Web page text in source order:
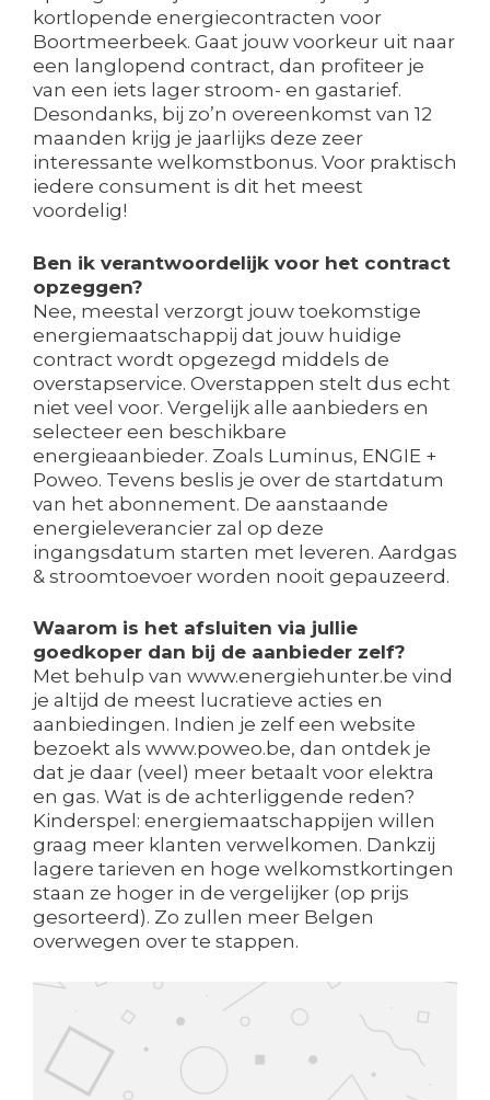
kortlopende energiecontracten voor
Boortmeerbeek. Gaat jouw voorkeur uit naar
een langlopend contract, dan profiteer je
van een iets lager stroom- en gastarief.
Desondanks, bij zo’n overeenkomst van 12
maanden krijg je jaarlijks deze zeer
interessante welkomstbonus. Voor praktisch
iedere consument is dit het meest
voordelig!
Ben ik verantwoordelijk voor het contract
opzeggen?
Nee, meestal verzorgt jouw toekomstige
energiemaatschappij dat jouw huidige
contract wordt opgezegd middels de
overstapservice. Overstappen stelt dus echt
niet veel voor. Vergelijk alle aanbieders en
selecteer een beschikbare
energieaanbieder. Zoals Luminus, ENGIE +
Poweo. Tevens beslis je over de startdatum
van het abonnement. De aanstaande
energieleverancier zal op deze
ingangsdatum starten met leveren. Aardgas
& stroomtoevoer worden nooit gepauzeerd.
Waarom is het afsluiten via jullie
goedkoper dan bij de aanbieder zelf?
Met behulp van www.energiehunter.be vind
je altijd de meest lucratieve acties en
aanbiedingen. Indien je zelf een website
bezoekt als www.poweo.be, dan ontdek je
dat je daar (veel) meer betaalt voor elektra
en gas. Wat is de achterliggende reden?
Kinderspel: energiemaatschappijen willen
graag meer klanten verwelkomen. Dankzij
lagere tarieven en hoge welkomstkortingen
staan ze hoger in de vergelijker (op prijs
gesorteerd). Zo zullen meer Belgen
overwegen over te stappen.